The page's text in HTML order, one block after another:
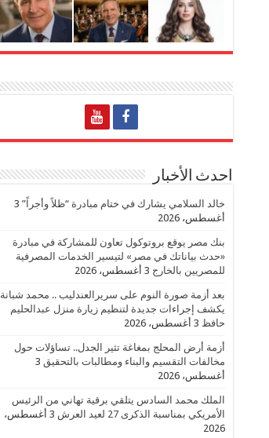
احدث الأخبار
خالد السلامي يشارك في ختام مبادرة “ظلاً وأجراً” 3
أغسطس، 2026
بنك مصر يوقع بروتوكول تعاون للمشاركة في مبادرة
«حدث بياناتك في مصر» لتيسير الخدمات المصرفية
للمصريين بالخارج 3 أغسطس، 2026
بعد أزمة صورة النوم على سريرالعندليب .. محمد شبانة
يكشف إجراءات جديدة لتنظيم زيارة منزل عبدالحليم
حافظ 3 أغسطس، 2026
أزمة أرض المحلج بمغاغة تثير الجدل.. تساؤلات حول
مخالفات التقسيم والبناء ومطالبات بالتحقيق 3
أغسطس، 2026
الملك محمد السادس يتلقي برقية تهاني من الرئيس
الأمريكي بمناسبة الذكرى 27 لعيد العرش
3 أغسطس،
2026